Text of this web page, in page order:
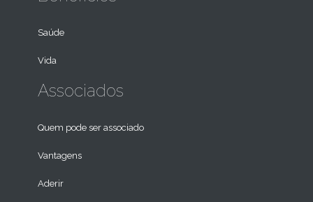
Saúde
Vida
Associados
Quem pode ser associado
Vantagens
Aderir